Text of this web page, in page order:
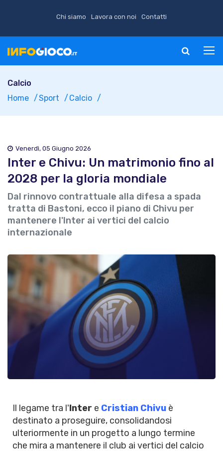
Chi siamo Lavora con noi Contatti
Calcio
Home
Sport Calcio
Venerdì, 05 Giugno 2026
Inter e Chivu: Un matrimonio fino al
2028 per la gloria mondiale
Dal rinnovo contrattuale alla difesa a spada
tratta di Bastoni, ecco il piano di Chivu per
mantenere l'Inter ai vertici del calcio
internazionale
Il legame tra l'Inter e Cristian Chivu è
destinato a proseguire, consolidandosi
ulteriormente in un progetto a lungo termine
che mira a mantenere il club ai vertici del calcio